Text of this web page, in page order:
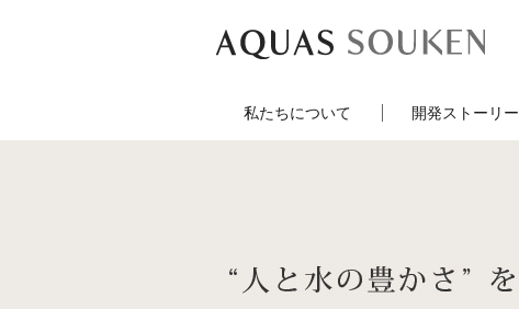
私たちについて 開発ストーリー